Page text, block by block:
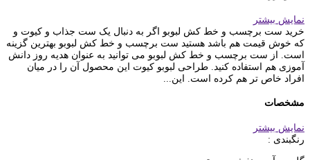
نمایش بیشتر
خرید ست برچسب و خط کش لبوبو اگر به دنبال یک ست جذاب و کیوت و
که خوش قیمت هم باشد هستید ست برچسب و خط کش لبوبو بهترین گزینه
است. از ست برچسب و خط کش لبوبو می توانید به عنوان هدیه روز دانش
آموزی هم استفاده کنید. طراحی لبوبو کیوت این محصول آن را در میان
افراد خاص تر هم کرده است. این...
مشخصات
نمایش بیشتر
رنگبندی :